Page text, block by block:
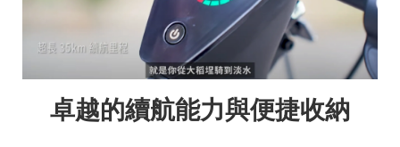
卓越的續航能力與便捷收納